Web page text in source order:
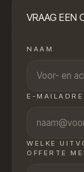
VRAAG EEN
NAAM
E-
WELKE
OFFERTE